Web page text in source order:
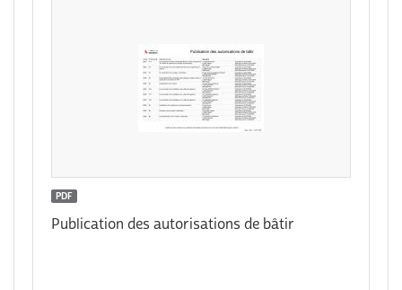
PDF
Publication des autorisations de bâtir